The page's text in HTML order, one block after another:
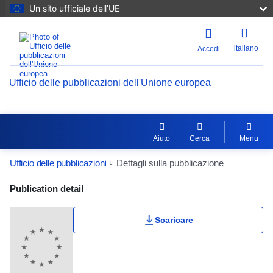
Un sito ufficiale dell’UE
Accedi italiano
Ufficio delle pubblicazioni dell'Unione europea
Aiuto Cerca Menu
Ufficio delle pubblicazioni Dettagli sulla pubblicazione
Publication Detail Actions Portlet
Publication detail
Scaricare